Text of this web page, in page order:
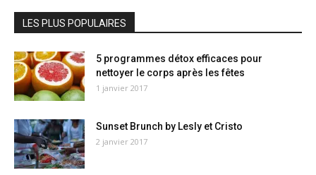
LES PLUS POPULAIRES
5 programmes détox efficaces pour
nettoyer le corps après les fêtes
1 janvier 2017
Sunset Brunch by Lesly et Cristo
2 janvier 2017